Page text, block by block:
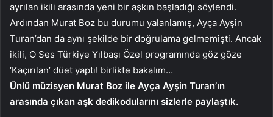
ayrılan ikili arasında yeni bir aşkın başladığı söylendi.
Ardından Murat Boz bu durumu yalanlamış, Ayça Ayşin
Turan’dan da aynı şekilde bir doğrulama gelmemişti. Ancak
ikili, O Ses Türkiye Yılbaşı Özel programında göz göze
‘Kaçırılan’ düet yaptı! birlikte bakalım…
Ünlü müzisyen Murat Boz ile Ayça Ayşin Turan’ın
arasında çıkan aşk dedikodularını sizlerle paylaştık.